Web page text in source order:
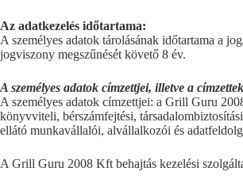
Az adatkezelés időtartama:
A személyes adatok tárolásának időtartama a
jogviszony megszűnését követő 8 év.
A személyes adatok címzettjei, illetve a
A személyes adatok címzettjei: a Grill Guru
könyvviteli, bérszámfejtési,
ellátó munkavállalói, alvállalkozói és
A Grill Guru 2008 Kft behajtás kezelési